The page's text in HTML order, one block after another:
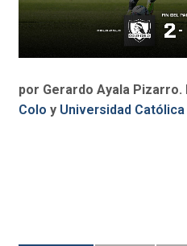
por Gerardo Ayala
Colo y Universidad Católica